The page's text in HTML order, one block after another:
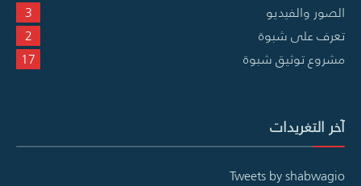
الصور والفيديو
3
تعرف على شبوة
2
مشروع توثيق شبوة
17
آخر التغريدات
Tweets by shabwagio